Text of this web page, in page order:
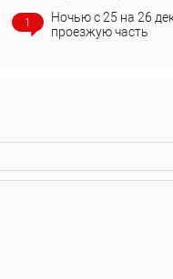
1
Ночью с 25 на 26
проезжую часть